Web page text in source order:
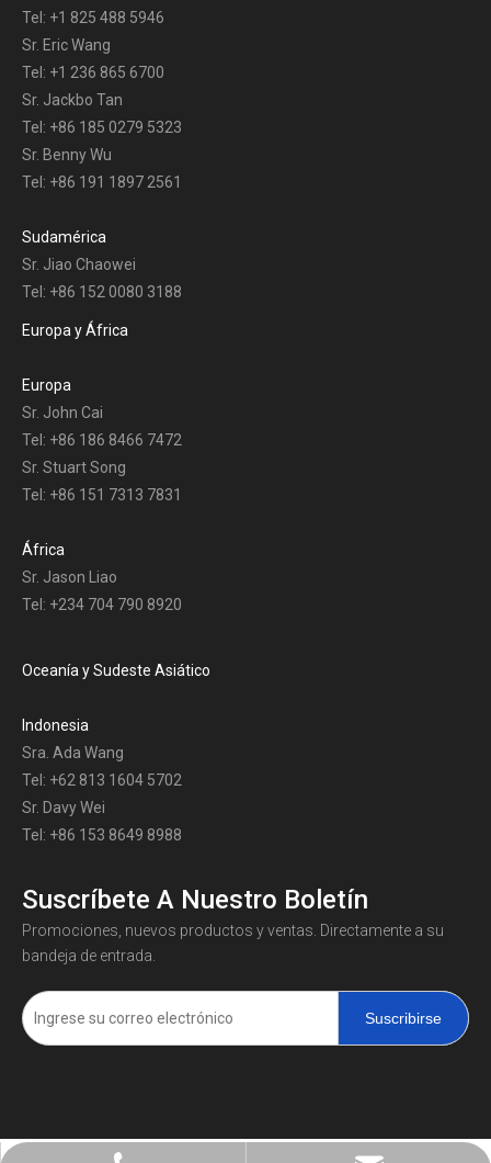
Tel: +1 825 488 5946
Sr. Eric Wang
Tel: +1 236 865 6700
Sr. Jackbo Tan
Tel: +86 185 0279 5323
Sr. Benny Wu
Tel: +86 191 1897 2561
Sudamérica
Sr. Jiao Chaowei
Tel: +86 152 0080 3188
Europa y África
Europa
Sr. John Cai
Tel: +86 186 8466 7472
Sr. Stuart Song
Tel: +86 151 7313 7831
África
Sr. Jason Liao
Tel: +234 704 790 8920
Oceanía y Sudeste Asiático
Indonesia
Sra. Ada Wang
Tel: +62 813 1604 5702
Sr. Davy Wei
Tel: +86 153 8649 8988
Suscríbete A Nuestro Boletín
Promociones, nuevos productos y ventas. Directamente a su
bandeja de entrada.
Suscribirse